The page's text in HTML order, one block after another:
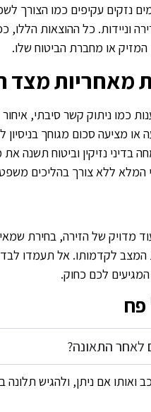
נזקים עקיפים כמו הצורך
וניידות. כל ההוצאות
או מחברת הביטוח שלו.
מאחריות מצד
כמו ניתוק קשר סיבתי,
מציעה סכום מגוחך
בדיני נזיקין וביטוח תשנה
המלא ללא צורך בהליכים
של הזירה, בחירת שמאי
לקדמותו. אל תעמדו לבד
לכם כחוק.
פח
לאחר התאונה?
ואותו אם ניתן, ולהגיש